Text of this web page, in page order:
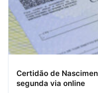
Certidão de
segunda via online